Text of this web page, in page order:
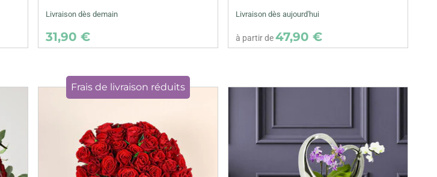
Livraison dès demain
31,90 €
Livraison dès aujourd'hui
à partir de47,90 €
Frais de livraison réduits